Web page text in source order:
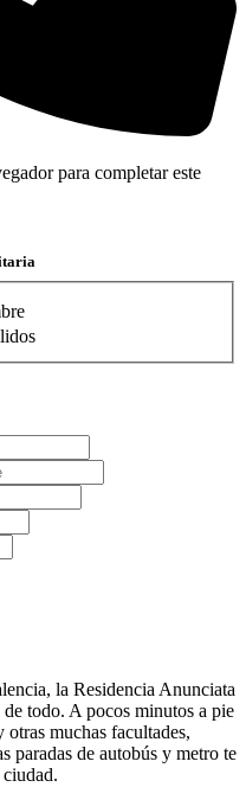
para completar este
la Residencia Anunciata
todo. A pocos minutos a pie
muchas facultades,
paradas de autobús y metro te